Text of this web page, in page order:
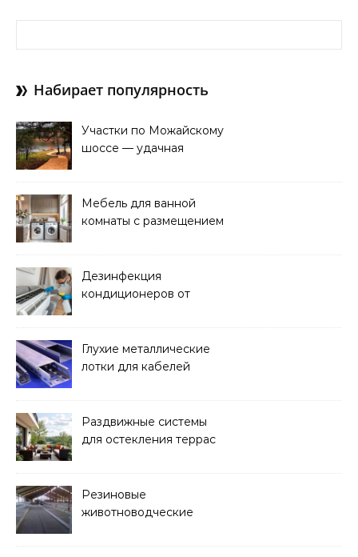
Набирает популярность
Участки по Можайскому
шоссе — удачная
Мебель для ванной
комнаты с размещением
Дезинфекция
кондиционеров от
Глухие металлические
лотки для кабелей
Раздвижные системы
для остекления террас
Резиновые
животноводческие